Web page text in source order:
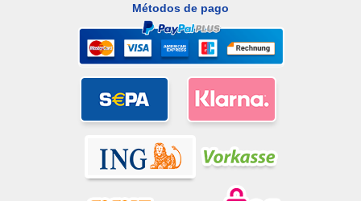
Métodos de pago